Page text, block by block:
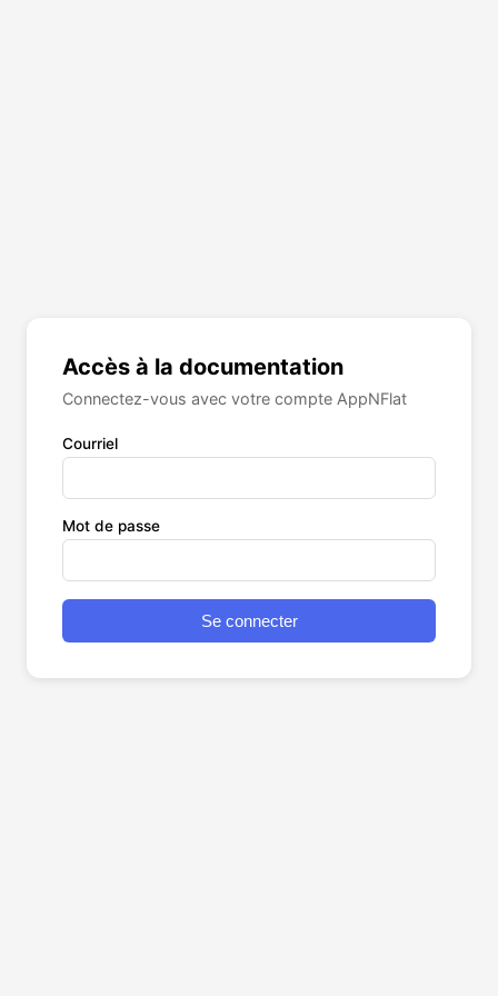
Accès à la documentation
Connectez-vous avec votre compte AppNFlat
Courriel
Mot de passe
Se connecter